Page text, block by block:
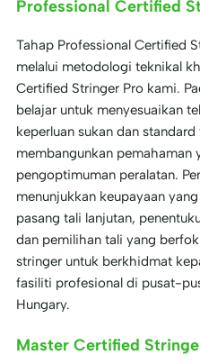
Professional Certified
Tahap Professional Certified
melalui metodologi teknikal
Certified Stringer Pro kami.
belajar untuk menyesuaikan
keperluan sukan dan
membangunkan pemahaman
pengoptimuman peralatan.
menunjukkan keupayaan
pasang tali lanjutan,
dan pemilihan tali yang
stringer untuk berkhidmat
fasiliti profesional di pusat-
Hungary.
Master Certified